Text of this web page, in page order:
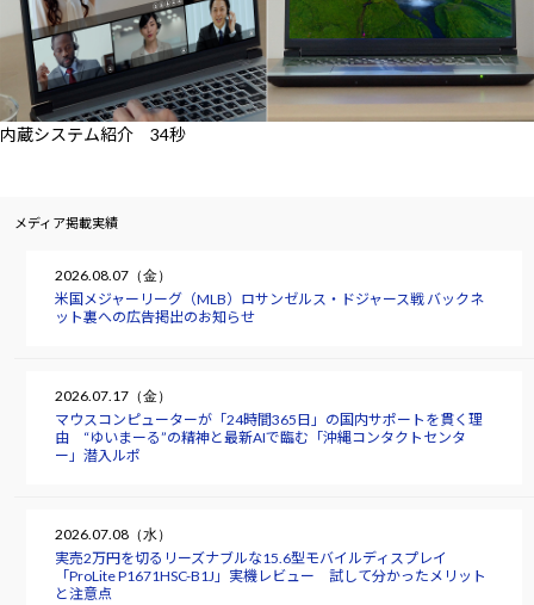
内蔵システム紹介 34秒
メディア掲載実績
2026.08.07（金）
米国メジャーリーグ（MLB）ロサンゼルス・ドジャース戦 バックネ
ット裏への広告掲出のお知らせ
2026.07.17（金）
マウスコンピューターが「24時間365日」の国内サポートを貫く理
由 “ゆいまーる”の精神と最新AIで臨む「沖縄コンタクトセンタ
ー」潜入ルポ
2026.07.08（水）
実売2万円を切るリーズナブルな15.6型モバイルディスプレイ
「ProLite P1671HSC-B1J」実機レビュー 試して分かったメリット
と注意点